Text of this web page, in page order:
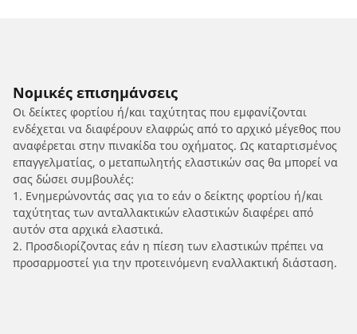
Νομικές επισημάνσεις
Οι δείκτες φορτίου ή/και ταχύτητας που εμφανίζονται
ενδέχεται να διαφέρουν ελαφρώς από το αρχικό μέγεθος που
αναφέρεται στην πινακίδα του οχήματος. Ως καταρτισμένος
επαγγελματίας, ο μεταπωλητής ελαστικών σας θα μπορεί να
σας δώσει συμβουλές:
1. Ενημερώνοντάς σας για το εάν ο δείκτης φορτίου ή/και
ταχύτητας των ανταλλακτικών ελαστικών διαφέρει από
αυτόν στα αρχικά ελαστικά.
2. Προσδιορίζοντας εάν η πίεση των ελαστικών πρέπει να
προσαρμοστεί για την προτεινόμενη εναλλακτική διάσταση.